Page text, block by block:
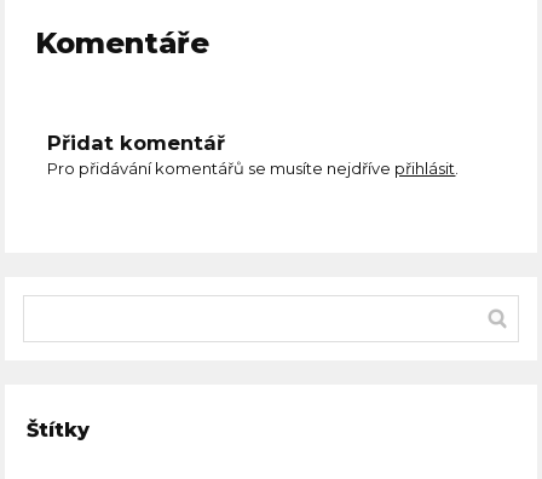
Komentáře
Přidat komentář
Pro přidávání komentářů se musíte nejdříve přihlásit
Štítky